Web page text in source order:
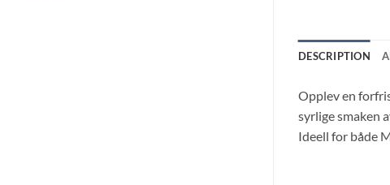
DESCRIPTION
Opplev en
syrlige smaken
Ideell for både